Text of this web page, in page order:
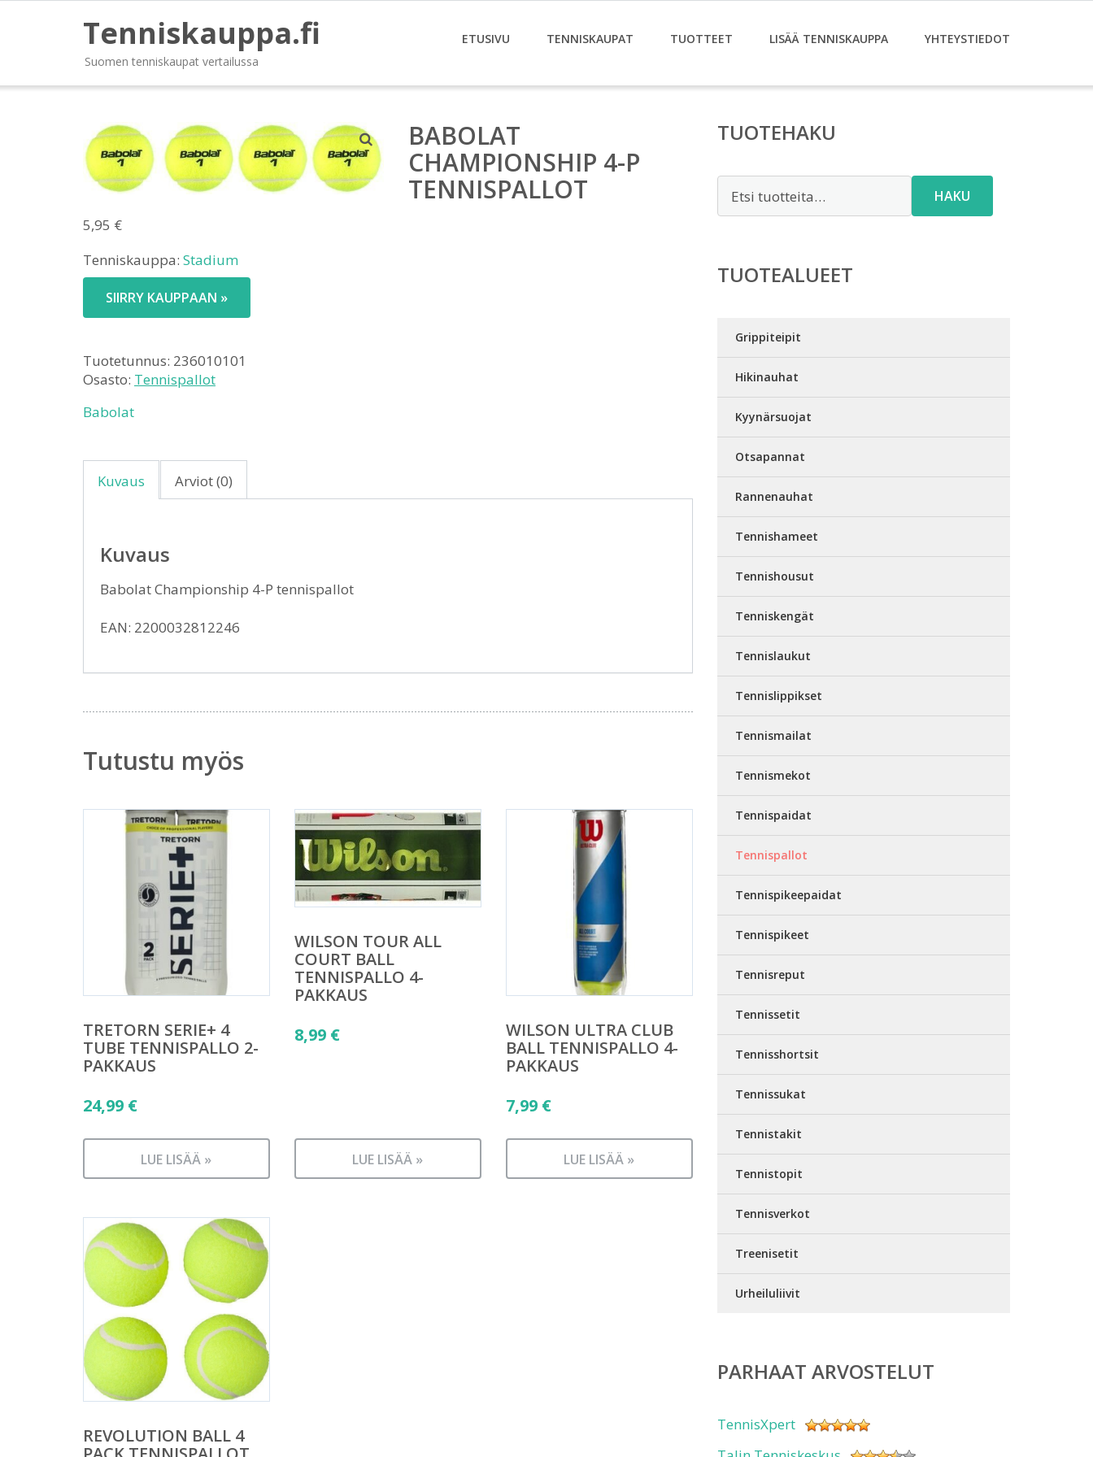
Tenniskauppa.fi
Suomen tenniskaupat vertailussa
ETUSIVU TENNISKAUPAT TUOTTEET LISÄÄ TENNISKAUPPA YHTEYSTIEDOT
BABOLAT
CHAMPIONSHIP 4-P
TENNISPALLOT
5,95 €
Tenniskauppa: Stadium
SIIRRY KAUPPAAN »
Tuotetunnus: 236010101
Osasto: Tennispallot
Babolat
Kuvaus Arviot (0)
Kuvaus
Babolat Championship 4-P tennispallot
EAN: 2200032812246
Tutustu myös
TRETORN SERIE+ 4
TUBE TENNISPALLO 2-
PAKKAUS
24,99 €
LUE LISÄÄ »
WILSON TOUR ALL
COURT BALL
TENNISPALLO 4-
PAKKAUS
8,99 €
LUE LISÄÄ »
WILSON ULTRA CLUB
BALL TENNISPALLO 4-
PAKKAUS
7,99 €
LUE LISÄÄ »
REVOLUTION BALL 4
TUOTEHAKU
HAKU
TUOTEALUEET
Grippiteipit
Hikinauhat
Kyynärsuojat
Otsapannat
Rannenauhat
Tennishameet
Tennishousut
Tenniskengät
Tennislaukut
Tennislippikset
Tennismailat
Tennismekot
Tennispaidat
Tennispallot
Tennispikeepaidat
Tennispikeet
Tennisreput
Tennissetit
Tennisshortsit
Tennissukat
Tennistakit
Tennistopit
Tennisverkot
Treenisetit
Urheiluliivit
PARHAAT ARVOSTELUT
TennisXpert